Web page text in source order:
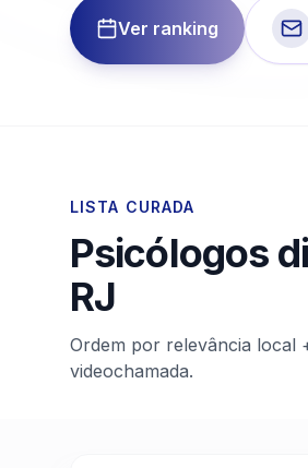
Ver ranking
LISTA CURADA
Psicólogos
RJ
Ordem por relevância local
videochamada.